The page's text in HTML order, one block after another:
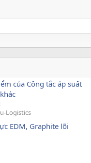
của Công tắc áp suất
Logistics
EDM, Graphite lõi